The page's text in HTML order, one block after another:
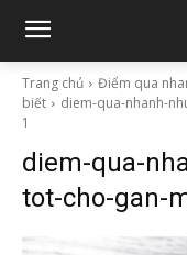
Trang chủ
Điểm qua
biết
diem-qua-nhanh-
1
diem-qua-
tot-cho-gan-